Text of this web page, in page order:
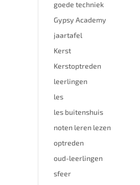
goede techniek
Gypsy Academy
jaartafel
Kerst
Kerstoptreden
leerlingen
les
les buitenshuis
noten leren lezen
optreden
oud-leerlingen
sfeer